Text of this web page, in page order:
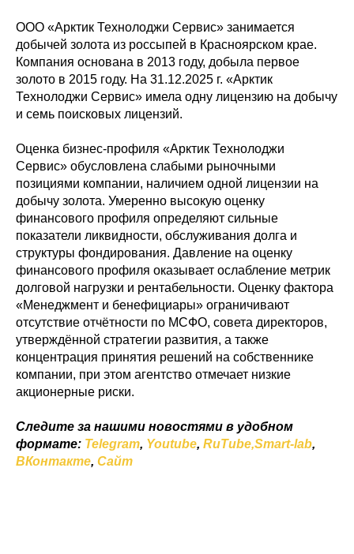
ООО «Арктик Технолоджи Сервис» занимается
добычей золота из россыпей в Красноярском крае.
Компания основана в 2013 году, добыла первое
золото в 2015 году. На 31.12.2025 г. «Арктик
Технолоджи Сервис» имела одну лицензию на добычу
и семь поисковых лицензий.
Оценка бизнес-профиля «Арктик Технолоджи
Сервис» обусловлена слабыми рыночными
позициями компании, наличием одной лицензии на
добычу золота. Умеренно высокую оценку
финансового профиля определяют сильные
показатели ликвидности, обслуживания долга и
структуры фондирования. Давление на оценку
финансового профиля оказывает ослабление метрик
долговой нагрузки и рентабельности. Оценку фактора
«Менеджмент и бенефициары» ограничивают
отсутствие отчётности по МСФО, совета директоров,
утверждённой стратегии развития, а также
концентрация принятия решений на собственнике
компании, при этом агентство отмечает низкие
акционерные риски.
Следите за нашими новостями в удобном
формате: Telegram, Youtube, RuTube,Smart-lab,
ВКонтакте, Сайт